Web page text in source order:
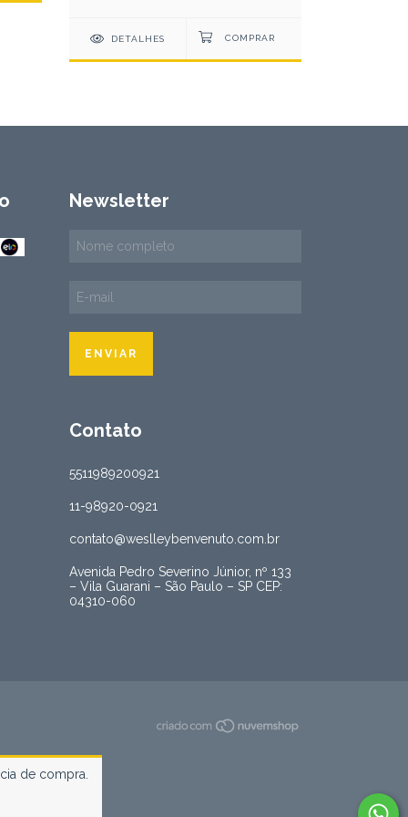
de compra.
DETALHES
Newsletter
Contato
5511989200921
11-98920-0921
contato@weslleybenvenuto.com.br
Avenida Pedro Severino Júnior, nº 133
– Vila Guarani – São Paulo – SP CEP:
04310-060